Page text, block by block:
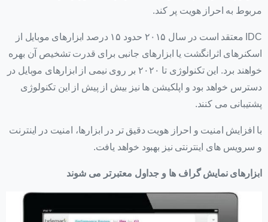
مربوط به احراز هویت پر کند.
IDC معتقد است در سال ۲۰۱۵ حدود ۱۵ درصد ابزارهای موبایل از
اسکنرهای اثرانگشت یا ابزارهای جانبی برای قدرت تشخیص آن بهره
خواهند برد. این تکنولوژی تا ۲۰۲۰ بر روی نیمی از ابزارهای موبایل در
دسترس خواهد بود و اپلکیشن ها نیز بیش از پیش از این تکنولوژی
پشتیبانی می کنند.
با افزایش امنیت و احراز هویت دقیق تر در ابزارها، امنیت در اینترنت
و سرویس های اینترنتی نیز بهبود خواهد یافت.
ابزارهای نمایش گراف ها و جداول معتبرتر می شوند